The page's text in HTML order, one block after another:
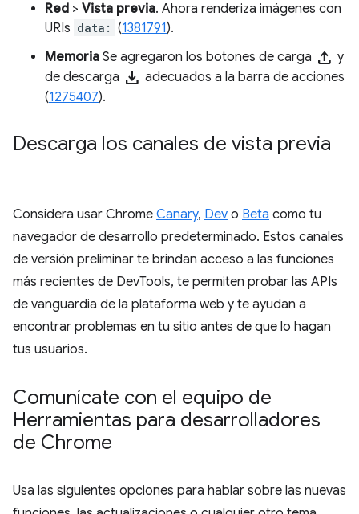
Red > Vista previa. Ahora renderiza imágenes con
URIs data: (1381791).
Memoria Se agregaron los botones de carga upload y
de descarga download adecuados a la barra de acciones
(1275407).
Descarga los canales de vista previa
Considera usar Chrome Canary, Dev o Beta como tu
navegador de desarrollo predeterminado. Estos canales
de versión preliminar te brindan acceso a las funciones
más recientes de DevTools, te permiten probar las APIs
de vanguardia de la plataforma web y te ayudan a
encontrar problemas en tu sitio antes de que lo hagan
tus usuarios.
Comunícate con el equipo de
Herramientas para desarrolladores
de Chrome
Usa las siguientes opciones para hablar sobre las nuevas